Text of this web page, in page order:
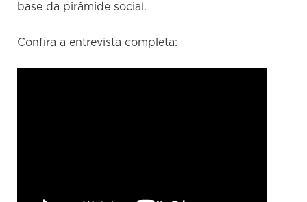
base da pirâmide social.
Confira a entrevista completa: